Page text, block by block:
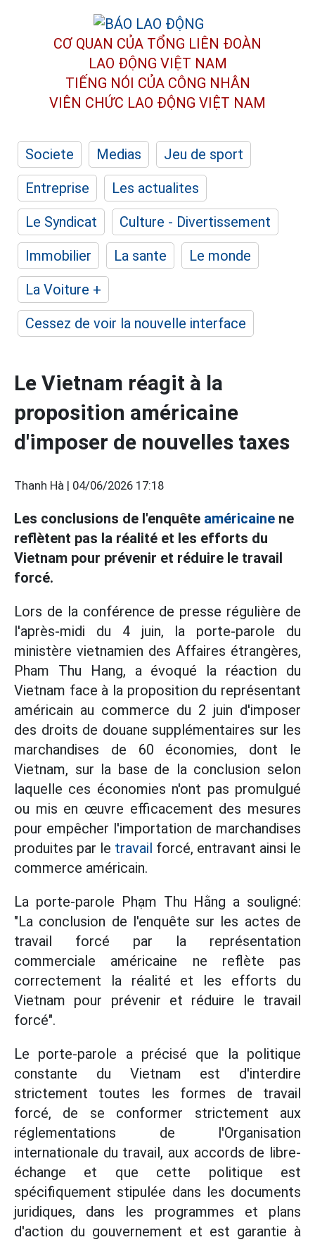
CƠ QUAN CỦA TỔNG LIÊN ĐOÀN
LAO ĐỘNG VIỆT NAM
TIẾNG NÓI CỦA CÔNG NHÂN
VIÊN CHỨC LAO ĐỘNG VIỆT NAM
Societe Medias
Jeu de sport
Entreprise
Les actualites
Le Syndicat
Culture - Divertissement
Immobilier
La sante
Le monde
La Voiture +
Cessez de voir la nouvelle interface
Le Vietnam réagit à la
proposition américaine
d'imposer de nouvelles taxes
Thanh Hà | 04/06/2026 17:18
Les conclusions de l'enquête américaine ne
reflètent pas la réalité et les efforts du
Vietnam pour prévenir et réduire le travail
forcé.
Lors de la conférence de presse régulière de
l'après-midi du 4 juin, la porte-parole du
ministère vietnamien des Affaires étrangères,
Pham Thu Hang, a évoqué la réaction du
Vietnam face à la proposition du représentant
américain au commerce du 2 juin d'imposer
des droits de douane supplémentaires sur les
marchandises de 60 économies, dont le
Vietnam, sur la base de la conclusion selon
laquelle ces économies n'ont pas promulgué
ou mis en œuvre efficacement des mesures
pour empêcher l'importation de marchandises
produites par le travail forcé, entravant ainsi le
commerce américain.
La porte-parole Phạm Thu Hằng a souligné:
"La conclusion de l'enquête sur les actes de
travail forcé par la représentation
commerciale américaine ne reflète pas
correctement la réalité et les efforts du
Vietnam pour prévenir et réduire le travail
forcé".
Le porte-parole a précisé que la politique
constante du Vietnam est d'interdire
strictement toutes les formes de travail
forcé, de se conformer strictement aux
réglementations de l'Organisation
internationale du travail, aux accords de libre-
échange et que cette politique est
spécifiquement stipulée dans les documents
juridiques, dans les programmes et plans
d'action du gouvernement et est garantie à